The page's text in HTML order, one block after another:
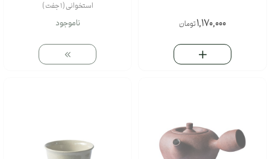
1,170,000تومان
استخوانی ( 1 جفت )
ناموجود